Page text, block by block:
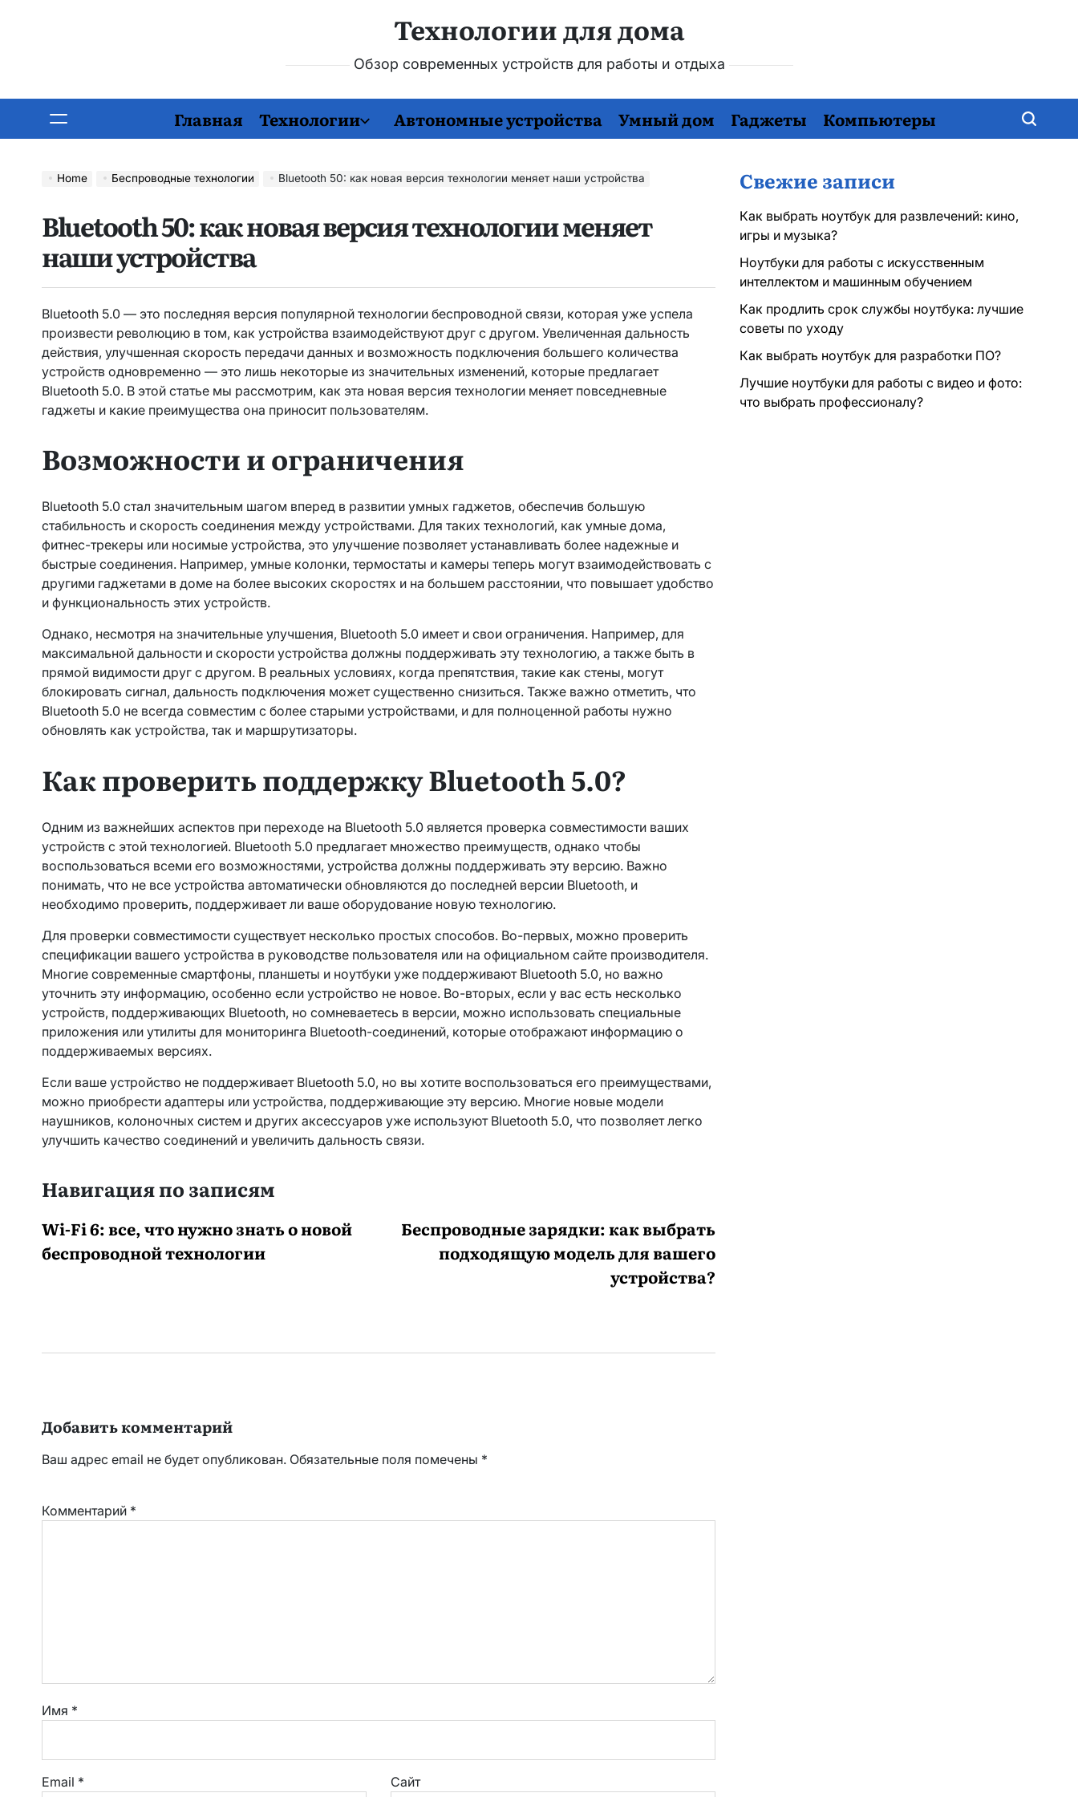
Технологии для дома
Обзор современных устройств для работы и отдыха
Главная Технологии Автономные устройства Умный дом Гаджеты Компьютеры
Home Беспроводные технологии Bluetooth 50: как новая версия технологии меняет наши устройства
Bluetooth 50: как новая версия технологии меняет
наши устройства
Bluetooth 5.0 — это последняя версия популярной технологии беспроводной связи, которая уже успела
произвести революцию в том, как устройства взаимодействуют друг с другом. Увеличенная дальность
действия, улучшенная скорость передачи данных и возможность подключения большего количества
устройств одновременно — это лишь некоторые из значительных изменений, которые предлагает
Bluetooth 5.0. В этой статье мы рассмотрим, как эта новая версия технологии меняет повседневные
гаджеты и какие преимущества она приносит пользователям.
Возможности и ограничения
Bluetooth 5.0 стал значительным шагом вперед в развитии умных гаджетов, обеспечив большую
стабильность и скорость соединения между устройствами. Для таких технологий, как умные дома,
фитнес-трекеры или носимые устройства, это улучшение позволяет устанавливать более надежные и
быстрые соединения. Например, умные колонки, термостаты и камеры теперь могут взаимодействовать с
другими гаджетами в доме на более высоких скоростях и на большем расстоянии, что повышает удобство
и функциональность этих устройств.
Однако, несмотря на значительные улучшения, Bluetooth 5.0 имеет и свои ограничения. Например, для
максимальной дальности и скорости устройства должны поддерживать эту технологию, а также быть в
прямой видимости друг с другом. В реальных условиях, когда препятствия, такие как стены, могут
блокировать сигнал, дальность подключения может существенно снизиться. Также важно отметить, что
Bluetooth 5.0 не всегда совместим с более старыми устройствами, и для полноценной работы нужно
обновлять как устройства, так и маршрутизаторы.
Как проверить поддержку Bluetooth 5.0?
Одним из важнейших аспектов при переходе на Bluetooth 5.0 является проверка совместимости ваших
устройств с этой технологией. Bluetooth 5.0 предлагает множество преимуществ, однако чтобы
воспользоваться всеми его возможностями, устройства должны поддерживать эту версию. Важно
понимать, что не все устройства автоматически обновляются до последней версии Bluetooth, и
необходимо проверить, поддерживает ли ваше оборудование новую технологию.
Для проверки совместимости существует несколько простых способов. Во-первых, можно проверить
спецификации вашего устройства в руководстве пользователя или на официальном сайте производителя.
Многие современные смартфоны, планшеты и ноутбуки уже поддерживают Bluetooth 5.0, но важно
уточнить эту информацию, особенно если устройство не новое. Во-вторых, если у вас есть несколько
устройств, поддерживающих Bluetooth, но сомневаетесь в версии, можно использовать специальные
приложения или утилиты для мониторинга Bluetooth-соединений, которые отображают информацию о
поддерживаемых версиях.
Если ваше устройство не поддерживает Bluetooth 5.0, но вы хотите воспользоваться его преимуществами,
можно приобрести адаптеры или устройства, поддерживающие эту версию. Многие новые модели
наушников, колоночных систем и других аксессуаров уже используют Bluetooth 5.0, что позволяет легко
улучшить качество соединений и увеличить дальность связи.
Навигация по записям
Wi-Fi 6: все, что нужно знать о новой
беспроводной технологии
Беспроводные зарядки: как выбрать
подходящую модель для вашего
устройства?
Добавить комментарий
Ваш адрес email не будет опубликован. Обязательные поля помечены *
Комментарий *
Имя *
Email * Сайт
Свежие записи
Как выбрать ноутбук для развлечений: кино,
игры и музыка?
Ноутбуки для работы с искусственным
интеллектом и машинным обучением
Как продлить срок службы ноутбука: лучшие
советы по уходу
Как выбрать ноутбук для разработки ПО?
Лучшие ноутбуки для работы с видео и фото:
что выбрать профессионалу?